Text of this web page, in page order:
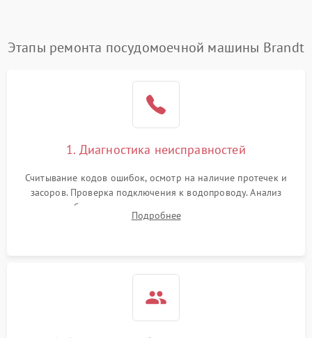
Этапы ремонта посудомоечной машины Brandt
1. Диагностика неисправностей
Считывание кодов ошибок, осмотр на наличие протечек и
засоров. Проверка подключения к водопроводу. Анализ
жалоб на отсутствие слива, нагрева, вращения
разбрызгивателей или срабатывание системы защиты
Подробнее